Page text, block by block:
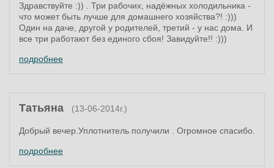
Здравствуйте :)) . Три рабочих, надёжных холодильника -
что может быть лучше для домашнего хозяйства?! :)))
Один на даче, другой у родителей, третий - у нас дома. И
все три работают без единого сбоя! Завидуйте!! :)))
подробнее
Татьяна (13-06-2014г.)
Добрый вечер.Уплотнитель получили . Огромное спacибо.
подробнее